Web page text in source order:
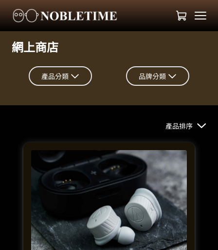
網上商店
產品分類 品牌分類
產品排序